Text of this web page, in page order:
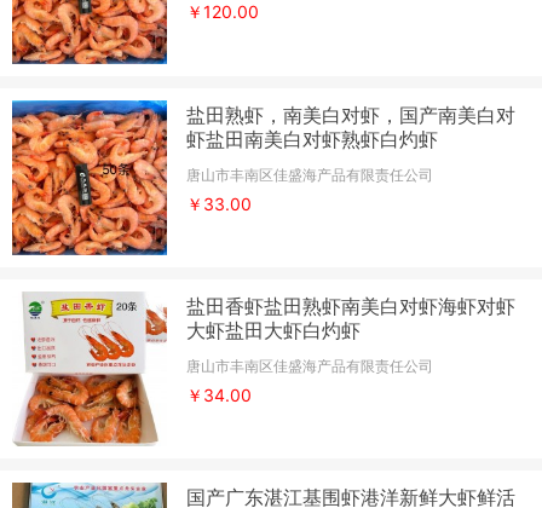
￥120.00
盐田熟虾，南美白对虾，国产南美白对
虾盐田南美白对虾熟虾白灼虾
唐山市丰南区佳盛海产品有限责任公司
￥33.00
盐田香虾盐田熟虾南美白对虾海虾对虾
大虾盐田大虾白灼虾
唐山市丰南区佳盛海产品有限责任公司
￥34.00
国产广东湛江基围虾港洋新鲜大虾鲜活